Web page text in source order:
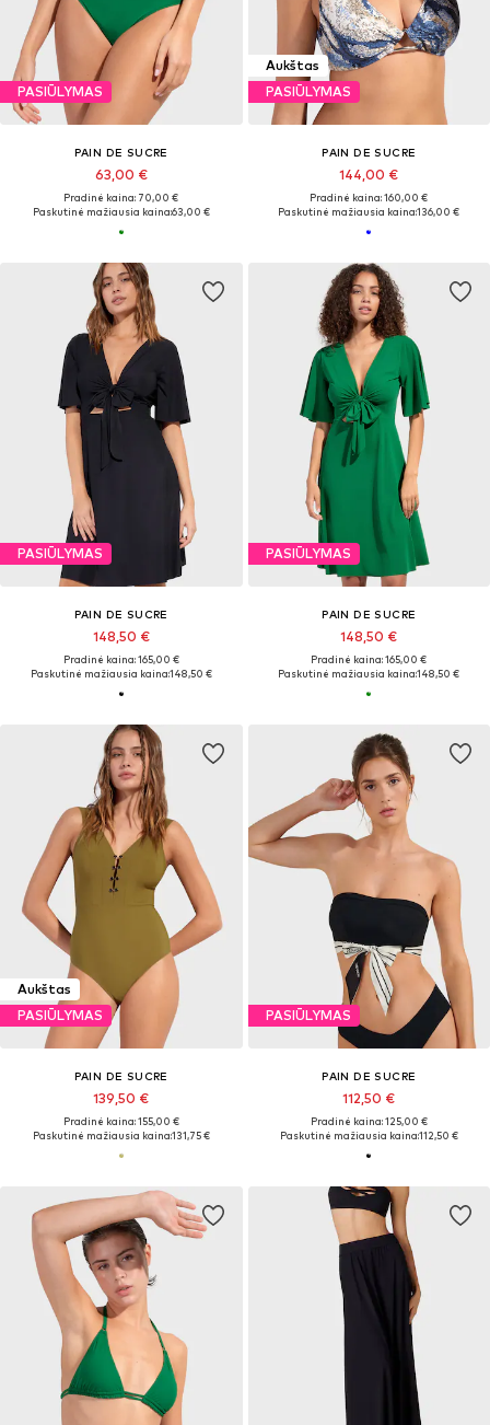
PASIŪLYMAS
PAIN DE SUCRE
63,00 €
Pradinė kaina: 70,00 €
Paskutinė mažiausia kaina:63,00 €
Aukštas
PASIŪLYMAS
PAIN DE SUCRE
144,00 €
Pradinė kaina: 160,00 €
Paskutinė mažiausia kaina:136,00 €
PASIŪLYMAS
PAIN DE SUCRE
148,50 €
Pradinė kaina: 165,00 €
Paskutinė mažiausia kaina:148,50 €
PASIŪLYMAS
PAIN DE SUCRE
148,50 €
Pradinė kaina: 165,00 €
Paskutinė mažiausia kaina:148,50 €
Aukštas
PASIŪLYMAS
PAIN DE SUCRE
139,50 €
Pradinė kaina: 155,00 €
Paskutinė mažiausia kaina:131,75 €
PASIŪLYMAS
PAIN DE SUCRE
112,50 €
Pradinė kaina: 125,00 €
Paskutinė mažiausia kaina:112,50 €